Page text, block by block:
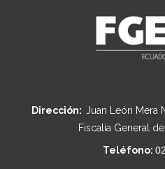
Dirección: Juan León Mera
Fiscalía General
Teléfono: